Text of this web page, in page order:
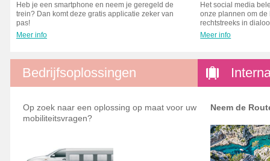
Heb je een smartphone en neem je geregeld de
trein? Dan komt deze gratis applicatie zeker van
pas!
Meer info
Het social media
onze plannen om de
rechtstreeks in
Meer info
Bedrijfsoplossingen
Op zoek naar een oplossing op maat voor uw
mobiliteitsvragen?
Neem de